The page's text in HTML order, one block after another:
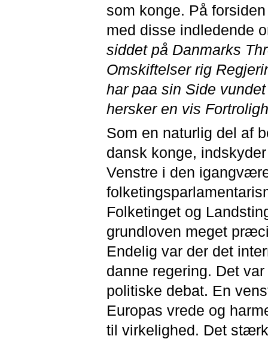
som konge. På
med disse indledende
siddet på Danmarks
Omskiftelser rig
har paa sin Side
hersker en vis
Som en naturlig del af
dansk konge,
Venstre i den
Folketinget og
grundloven meget
Endelig var der det
danne regering. Det
politiske debat. En
Europas vrede og
til virkelighed. Det